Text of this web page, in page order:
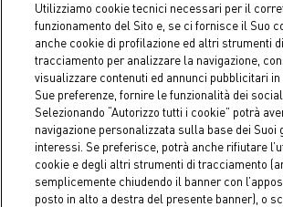
Coin S.p.A. Tax code / VAT number
€ 10.000.000,00 fully paid up
Utilizziamo cookie tecnici necessari per il
funzionamento del Sito e, se ci fornisce il Suo
anche cookie di profilazione ed altri strumenti di
tracciamento per analizzare la navigazione,
visualizzare contenuti ed annunci pubblicitari
Sue preferenze, fornire le funzionalità dei social
Selezionando “Autorizzo tutti i cookie” potrà
navigazione personalizzata sulla base dei Suoi
interessi. Se preferisce, potrà anche rifiutare
cookie e degli altri strumenti di tracciamento
semplicemente chiudendo il banner con
posto in alto a destra del presente banner), o